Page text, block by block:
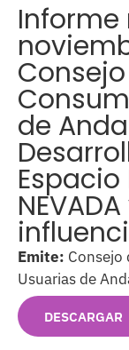
Informe
de
Espacio
Emite: Consejo
Usuarias de
DESCARGAR